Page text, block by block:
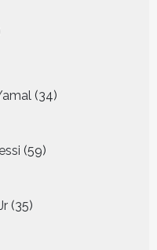
34
producten
59
producten
35
producten